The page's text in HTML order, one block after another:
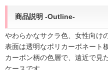
商品説明 -Outline-
やわらかなサクラ色、女性向け
表面は透明なポリカーボネート
カーボン柄の色層で、遠近で見